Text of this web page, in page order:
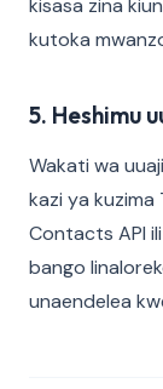
kisasa zina
kutoka
5. Heshimu
Wakati wa
kazi ya kuzima
Contacts API
bango
unaendelea